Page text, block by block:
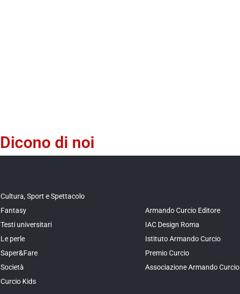
Dicono di noi
Cultura, Sport e Spettacolo
Fantasy
Testi universitari
Le perle
Saper&Fare
Società
Curcio Kids
Armando Curcio Editore
IAC Design Roma
Istituto Armando Curcio
Premio Curcio
Associazione Armando Curcio